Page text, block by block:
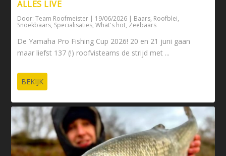
ALLES LIVE
Door:Team Roofmeister | 19/06/2026 | Baars, Roofblei,
Snoekbaars, Specialisaties,What's hot, Zeebaars
De Yamaha Pro Fishing Cup 2026! 20 en 21 juni gaan
maar liefst 137 (!) roofvisteams de strijd met ...
BEKIJK